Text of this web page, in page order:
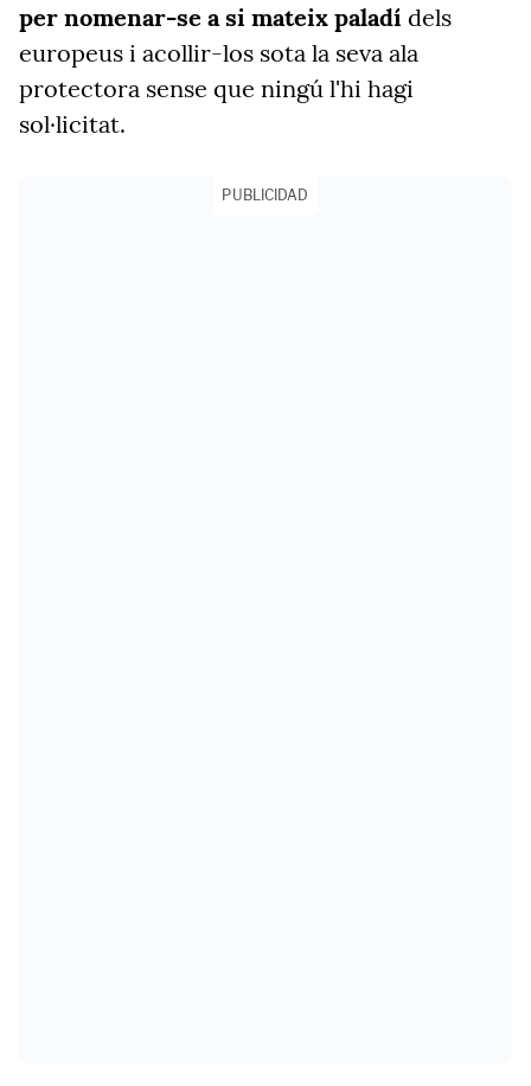
per nomenar-se a si mateix paladí dels
europeus i acollir-los sota la seva ala
protectora sense que ningú l'hi hagi
sol·licitat.
PUBLICIDAD